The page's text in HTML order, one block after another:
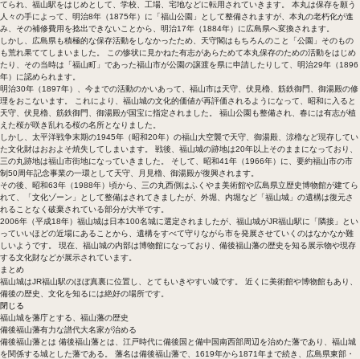
てられ、福山駅をはじめとして、学校、工場、宅地などに転用されていきます。 本丸は保存を願う
人々の手によって、明治8年（1875年）に「福山公園」として整備されますが、本丸の老朽化が進
み、その補修費用を捻出できないことから、明治17年（1884年）に広島県へ変換されます。
しかし、広島県も積極的な保存活動をしなかったため、天守閣はもちろんのこと「公園」そのもの
も荒れ果ててしまいました。 この惨状に見かねた有志があらためて本丸保存のための活動をはじめ
たり、その当時は「福山町」であった福山市が公園の譲渡を県に申請したりして、明治29年（1896
年）に認められます。
明治30年（1897年）、今までの活動のかいあって、福山市は天守、伏見櫓、筋鉄御門、御湯殿の修
理をおこないます。 これにより、福山城の文化的価値が再評価されるようになって、昭和に入ると
天守、伏見櫓、筋鉄御門、御湯殿が国宝に指定されました。 福山公園も整備され、春には有志が植
えた桜が咲き乱れる桜の名所となりました。
しかし、太平洋戦争末期の1945年（昭和20年）の福山大空襲で天守、御湯殿、涼櫓など現存してい
た文化財はおおよそ焼失してしまいます。 戦後、福山城の跡地は20年以上そのままになっており、
三の丸跡地は福山市街地になっていきました。 そして、昭和41年（1966年）に、要約福山市の市
制50周年記念事業の一環として天守、月見櫓、御湯殿が復興されます。
その後、昭和63年（1988年）頃から、三の丸西側はふくやま美術館や広島県立歴史博物館が建てら
れて、「文化ゾーン」として整備はされてきましたが、外堀、内堀など「福山城」の遺構は復元さ
れることなく破棄されている部分が大半です。
2006年（平成18年）福山城は日本100名城に選定されましたが、福山城がJR福山駅に「隣接」とい
っていいほどの近場にあることから、遺構をすべて守りながら市を発展させていくのはなかなか難
しいようです。 現在、福山城の内部は博物館になっており、備後福山藩の歴史を知る展示物や現存
する文化財などが展示されています。
まとめ
福山城はJR福山駅のほぼ真裏に位置し、とてもいきやすい城です。 近くに美術館や博物館もあり、
備後の歴史、文化を知るには絶好の場所です。
閉じる
福山城を藩庁とする、福山藩の歴史
備後福山藩有力な譜代大名家が治める
備後福山藩とは 備後福山藩とは、江戸時代に備後国と備中国南西部周辺を治めた藩であり、福山城
を関係する城とした藩である。 藩名は備後福山藩で、1619年から1871年まで続き、広島県東部・